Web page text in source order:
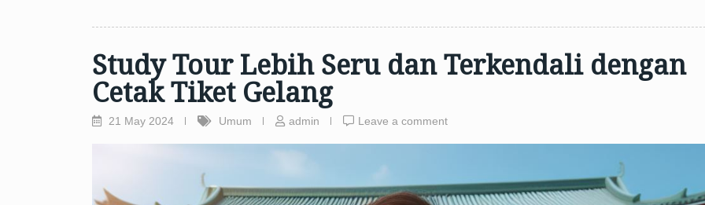
Study Tour Lebih Seru dan Terkendali dengan
Cetak Tiket Gelang
21 May 2024 Umum admin Leave a comment